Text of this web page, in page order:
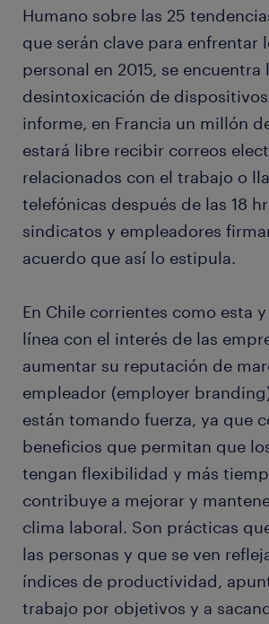
Humano sobre las 25
que serán clave para enfrentar
personal en 2015, se encuentra
desintoxicación de
informe, en Francia un millón
estará libre recibir correos
relacionados con el trabajo o
telefónicas después de las 18
sindicatos y empleadores
acuerdo que así lo estipula.
En Chile corrientes como esta
línea con el interés de las
aumentar su reputación de
empleador (employer
están tomando fuerza, ya que
beneficios que permitan que
tengan flexibilidad y más
contribuye a mejorar y
clima laboral. Son prácticas
las personas y que se ven
índices de productividad,
trabajo por objetivos y a